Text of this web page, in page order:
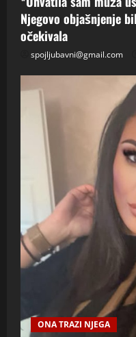
Njegovo objašnjenje
očekivala
spojljubavni@gmail.com
ONA TRAZI NJEGA